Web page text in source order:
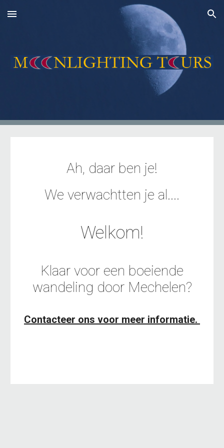
Skip to main content Skip to navigation
Ah, daar ben je!
We verwachtten je al....
Welkom!
Klaar voor een boeiende
wandeling door Mechelen?
Contacteer ons voor meer informatie.